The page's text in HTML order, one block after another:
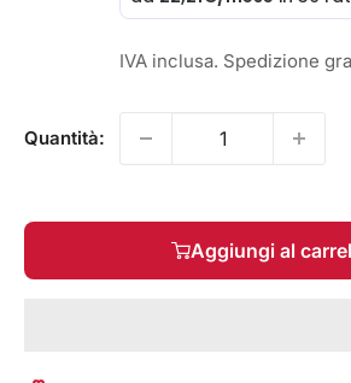
IVA inclusa. Spedizione
Quantità:
Aggiungi al